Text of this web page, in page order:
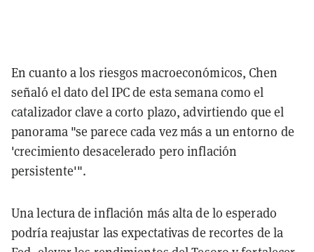
En cuanto a los riesgos macroeconómicos, Chen
señaló el dato del IPC de esta semana como el
catalizador clave a corto plazo, advirtiendo que el
panorama "se parece cada vez más a un entorno de
'crecimiento desacelerado pero inflación
persistente'".
Una lectura de inflación más alta de lo esperado
podría reajustar las expectativas de recortes de la